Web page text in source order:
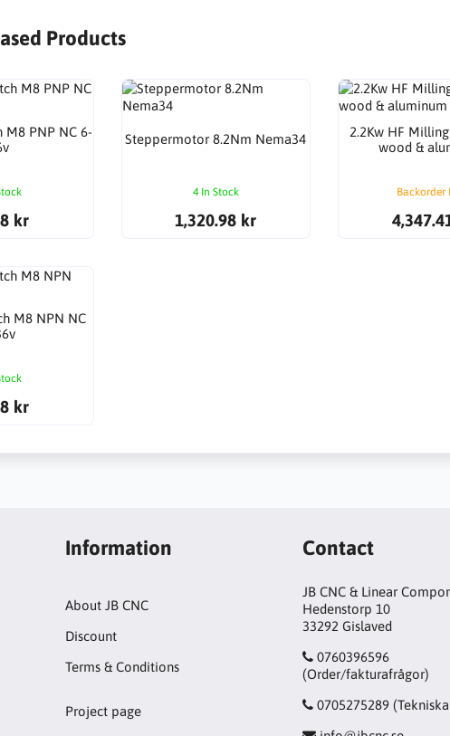
Products
PNP NC 6-
kr
Steppermotor 8.2Nm Nema34
4 In Stock
1,320.98 kr
2.2Kw HF
wood &
Backorder
M8 NPN NC
kr
Information
About JB CNC
Discount
Terms & Conditions
Project page
Contact
JB CNC & Linear
Hedenstorp 10
33292 Gislaved
0760396596
(Order/fakturafrågor)
0705275289